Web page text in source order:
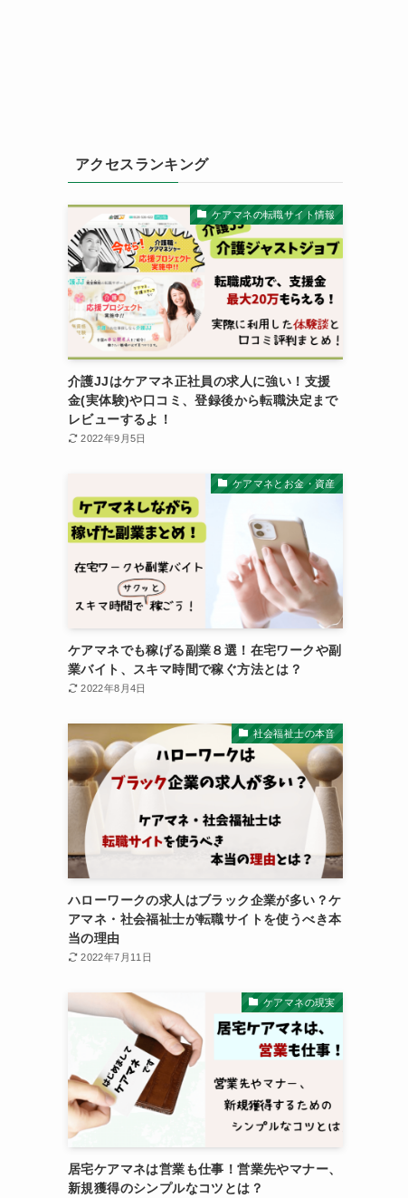
アクセスランキング
ケアマネの転職サイト情報
介護JJはケアマネ正社員の求人に強い！支援
金(実体験)や口コミ、登録後から転職決定まで
レビューするよ！
2022年9月5日
ケアマネとお金・資産
ケアマネでも稼げる副業８選！在宅ワークや副
業バイト、スキマ時間で稼ぐ方法とは？
2022年8月4日
社会福祉士の本音
ハローワークの求人はブラック企業が多い？ケ
アマネ・社会福祉士が転職サイトを使うべき本
当の理由
2022年7月11日
ケアマネの現実
居宅ケアマネは営業も仕事！営業先やマナー、
新規獲得のシンプルなコツとは？